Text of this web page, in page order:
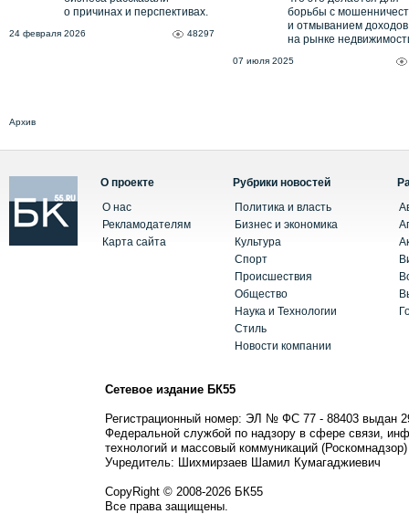
о причинах и перспективах.
24 февраля 2026 48297
борьбы с
и отмыванием доходов
на рынке
07 июля 2025
Архив
О проекте
О нас
Рекламодателям
Карта сайта
Рубрики новостей
Политика и власть
Бизнес и экономика
Культура
Спорт
Происшествия
Общество
Наука и Технологии
Стиль
Новости компании
Сетевое издание БК55
Регистрационный номер: ЭЛ № ФС 77 - 88403 выдан
Федеральной службой по надзору в сфере связи,
технологий и массовый коммуникаций (Роскомнадзор)
Учредитель: Шихмирзаев Шамил Кумагаджиевич
CopyRight © 2008-2026 БК55
Все права защищены.